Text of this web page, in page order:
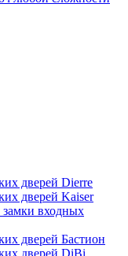
дверей Dierre
дверей Kaiser
замки входных
дверей Бастион